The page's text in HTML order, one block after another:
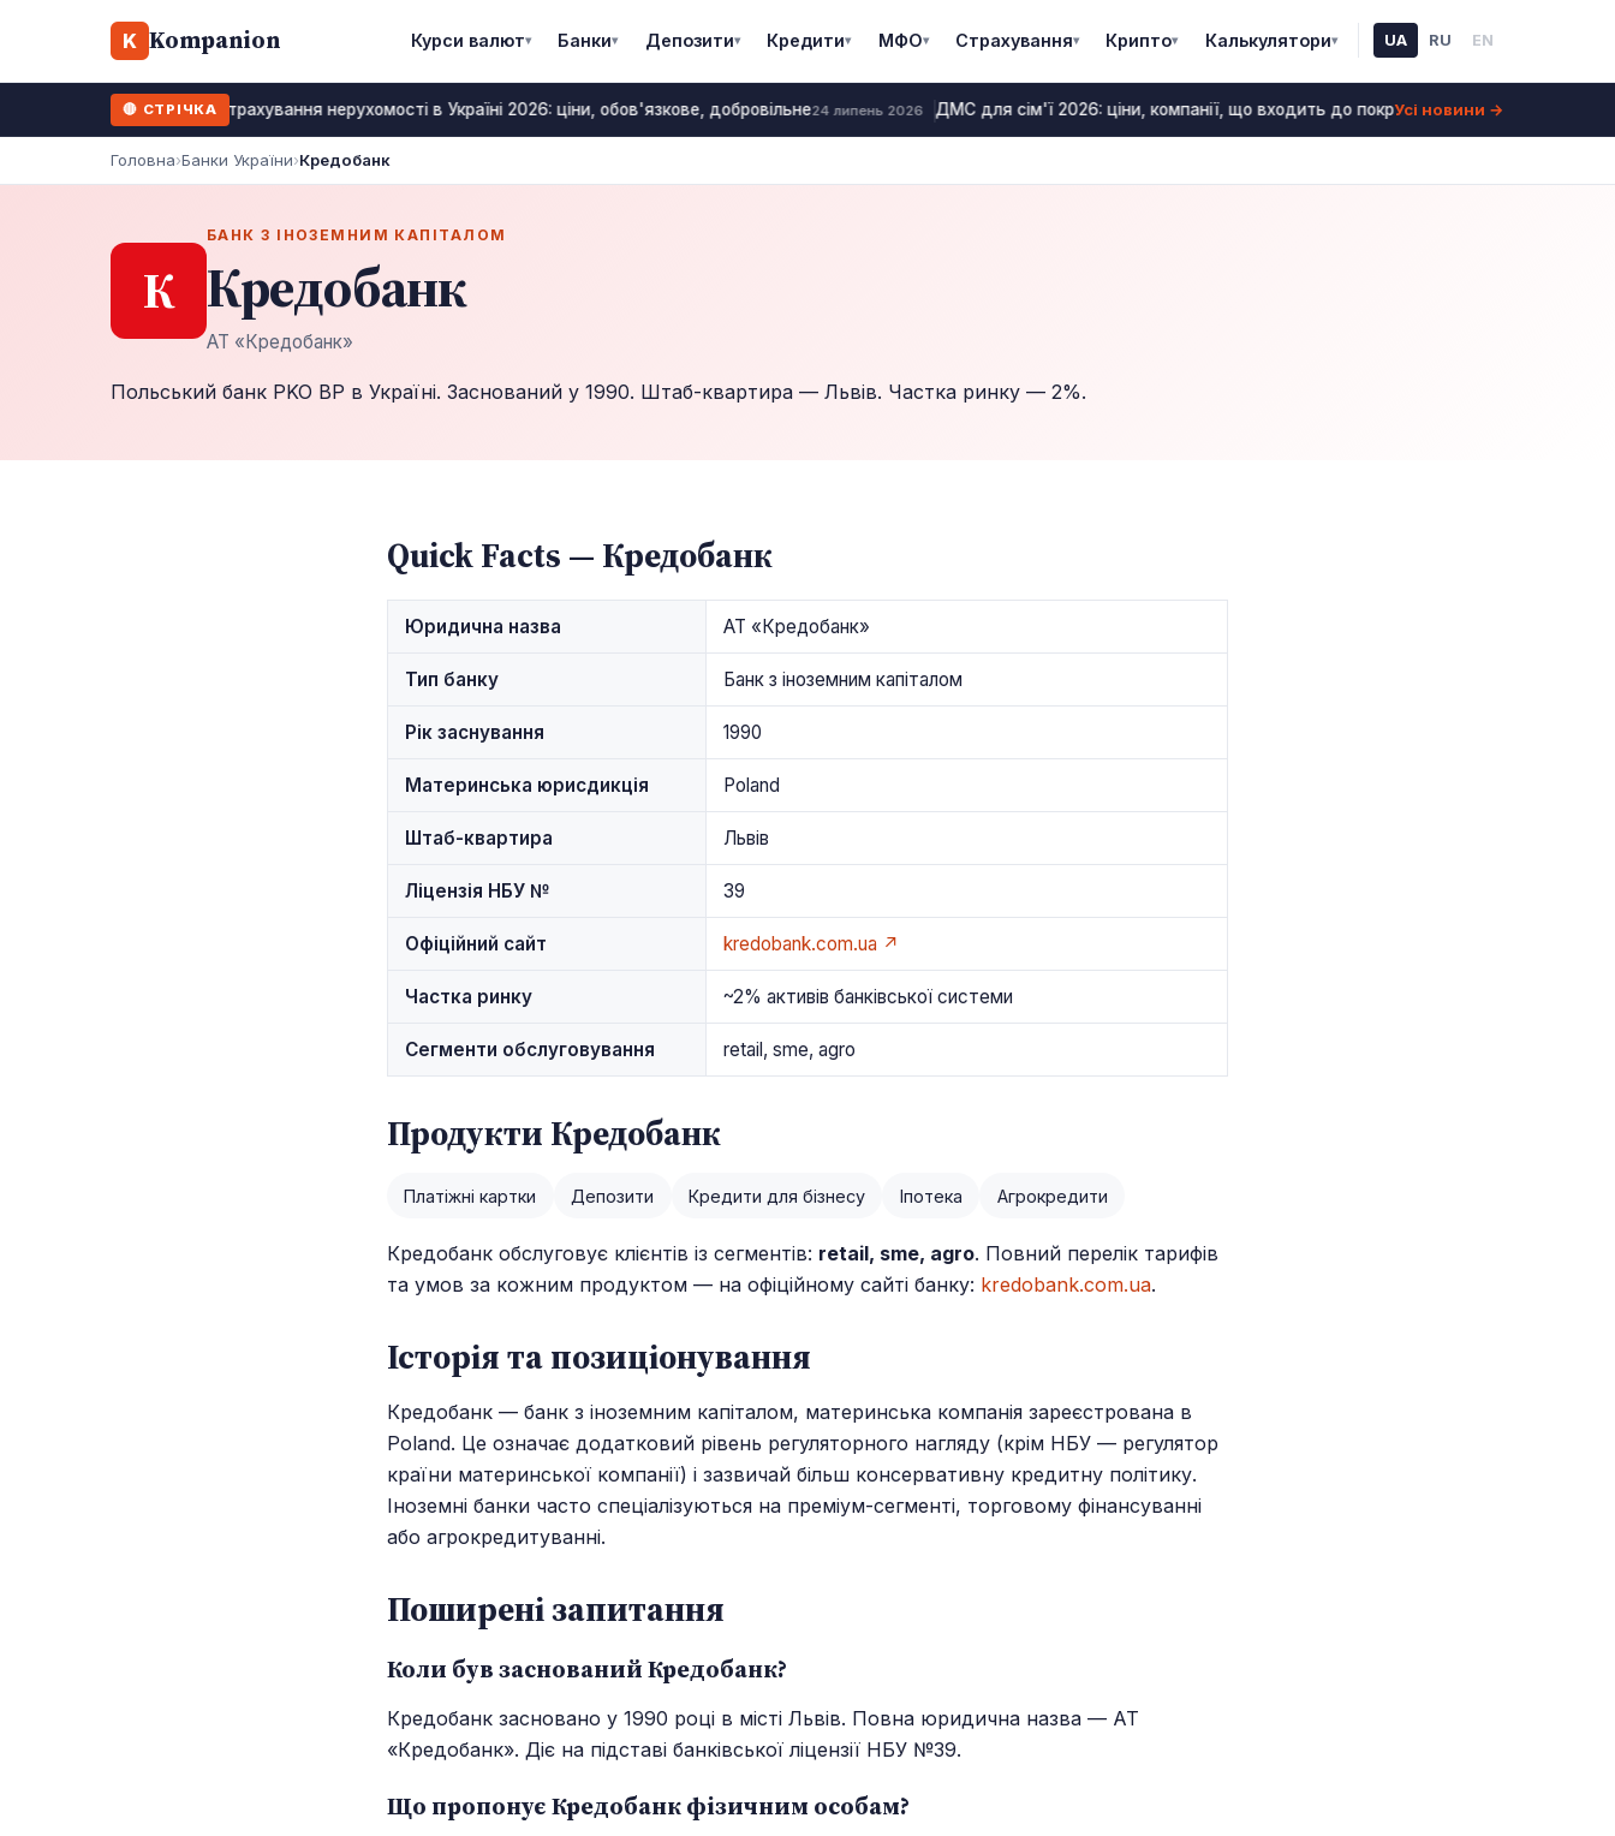
K Kompanion Курси валют▾ Банки▾ Депозити▾ Кредити▾ МФО▾ Страхування▾ Крипто▾ Калькулятори▾ UA RU EN
🔴 СТРІЧКА
25 липень 2026 Страхування нерухомості в Україні 2026: ціни, обов'язкове, добровільне24 липень 2026 ДМС для сім'ї 2026: ціни, компанії, що входить до покриття23 липень 2026
Усі новини →
Головна›Банки України›Кредобанк
К
БАНК З ІНОЗЕМНИМ КАПІТАЛОМ
Кредобанк
АТ «Кредобанк»
Польський банк PKO BP в Україні. Заснований у 1990. Штаб-квартира — Львів. Частка ринку — 2%.
Quick Facts — Кредобанк
Юридична назва АТ «Кредобанк»
Тип банку Банк з іноземним капіталом
Рік заснування 1990
Материнська юрисдикція Poland
Штаб-квартира Львів
Ліцензія НБУ № 39
Офіційний сайт kredobank.com.ua ↗
Частка ринку ~2% активів банківської системи
Сегменти обслуговування retail, sme, agro
Продукти Кредобанк
Платіжні картки Депозити Кредити для бізнесу Іпотека Агрокредити
Кредобанк обслуговує клієнтів із сегментів: retail, sme, agro. Повний перелік тарифів
та умов за кожним продуктом — на офіційному сайті банку: kredobank.com.ua.
Історія та позиціонування
Кредобанк — банк з іноземним капіталом, материнська компанія зареєстрована в
Poland. Це означає додатковий рівень регуляторного нагляду (крім НБУ — регулятор
країни материнської компанії) і зазвичай більш консервативну кредитну політику.
Іноземні банки часто спеціалізуються на преміум-сегменті, торговому фінансуванні
або агрокредитуванні.
Поширені запитання
Коли був заснований Кредобанк?
Кредобанк засновано у 1990 році в місті Львів. Повна юридична назва — АТ
«Кредобанк». Діє на підставі банківської ліцензії НБУ №39.
Що пропонує Кредобанк фізичним особам?